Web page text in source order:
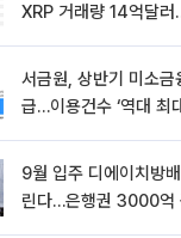
XRP 거래량 14억달
서금원, 상반기 미소금
급…이용건수 ‘역대 최
9월 입주 디에이치방
린다…은행권 3000억